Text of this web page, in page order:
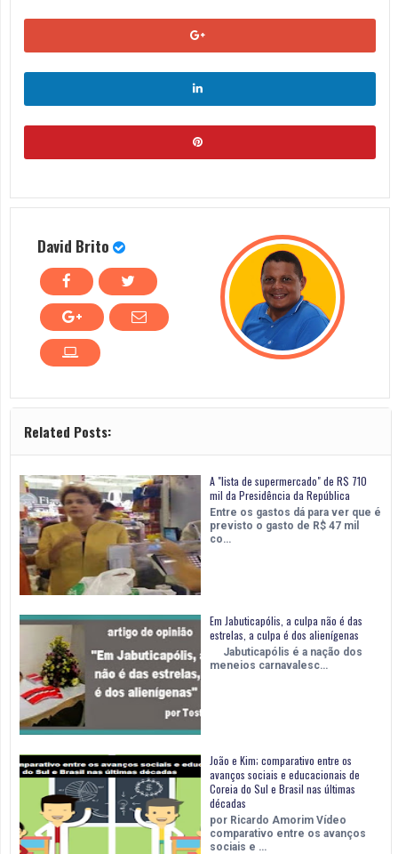
David Brito
Related Posts:
A "lista de supermercado" de R$ 710
mil da Presidência da República
Entre os gastos dá para ver que é
previsto o gasto de R$ 47 mil
co…
Em Jabuticapólis, a culpa não é das
estrelas, a culpa é dos alienígenas
Jabuticapólis é a nação dos
meneios carnavalesc…
João e Kim; comparativo entre os
avanços sociais e educacionais de
Coreia do Sul e Brasil nas últimas
décadas
por Ricardo Amorim Vídeo
comparativo entre os avanços
sociais e …